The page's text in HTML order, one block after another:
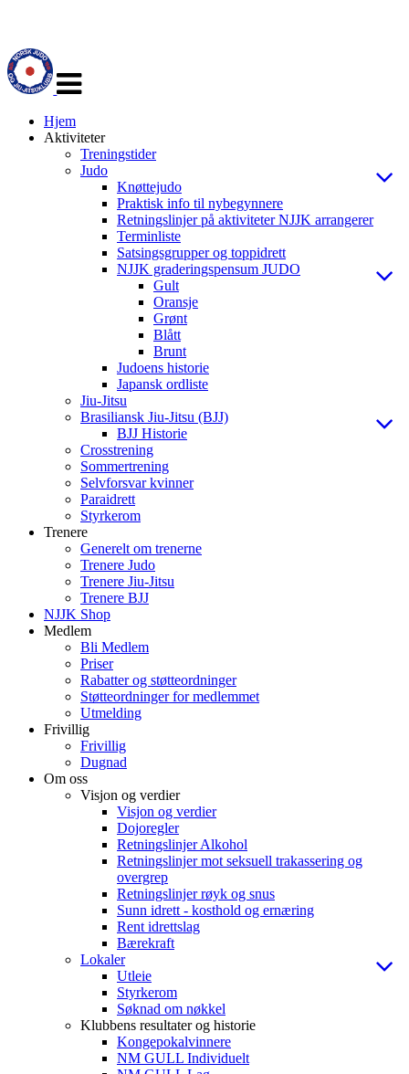
navigasjon
Hjem
Aktiviteter
Treningstider
Judo
Knøttejudo
Praktisk info til nybegynnere
Retningslinjer på aktiviteter NJJK arrangerer
Terminliste
Satsingsgrupper og toppidrett
NJJK graderingspensum JUDO
Gult
Oransje
Grønt
Blått
Brunt
Judoens historie
Japansk ordliste
Jiu-Jitsu
Brasiliansk Jiu-Jitsu (BJJ)
BJJ Historie
Crosstrening
Sommertrening
Selvforsvar kvinner
Paraidrett
Styrkerom
Trenere
Generelt om trenerne
Trenere Judo
Trenere Jiu-Jitsu
Trenere BJJ
NJJK Shop
Medlem
Bli Medlem
Priser
Rabatter og støtteordninger
Støtteordninger for medlemmet
Utmelding
Frivillig
Frivillig
Dugnad
Om oss
Visjon og verdier
Visjon og verdier
Dojoregler
Retningslinjer Alkohol
Retningslinjer mot seksuell trakassering og
overgrep
Retningslinjer røyk og snus
Sunn idrett - kosthold og ernæring
Rent idrettslag
Bærekraft
Lokaler
Utleie
Styrkerom
Søknad om nøkkel
Klubbens resultater og historie
Kongepokalvinnere
NM GULL Individuelt